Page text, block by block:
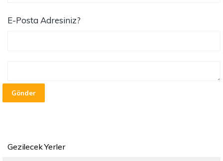
E-Posta Adresiniz?
Gönder
Gezilecek Yerler